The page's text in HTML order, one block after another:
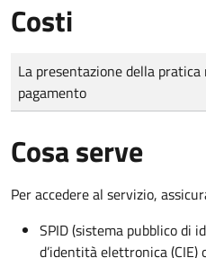
Costi
Tipo di pagamento
Importo
La presentazione della
pagamento
Cosa serve
Per accedere al servizio,
SPID (sistema pubblico di
d’identità elettronica